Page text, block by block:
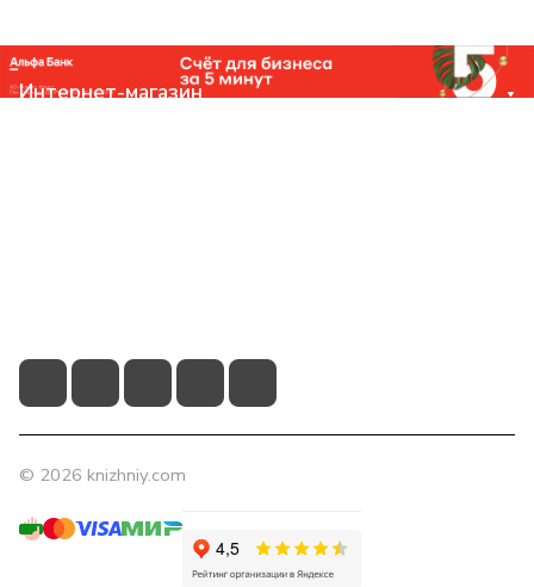
Интернет-магазин
© 2026 knizhniy.com